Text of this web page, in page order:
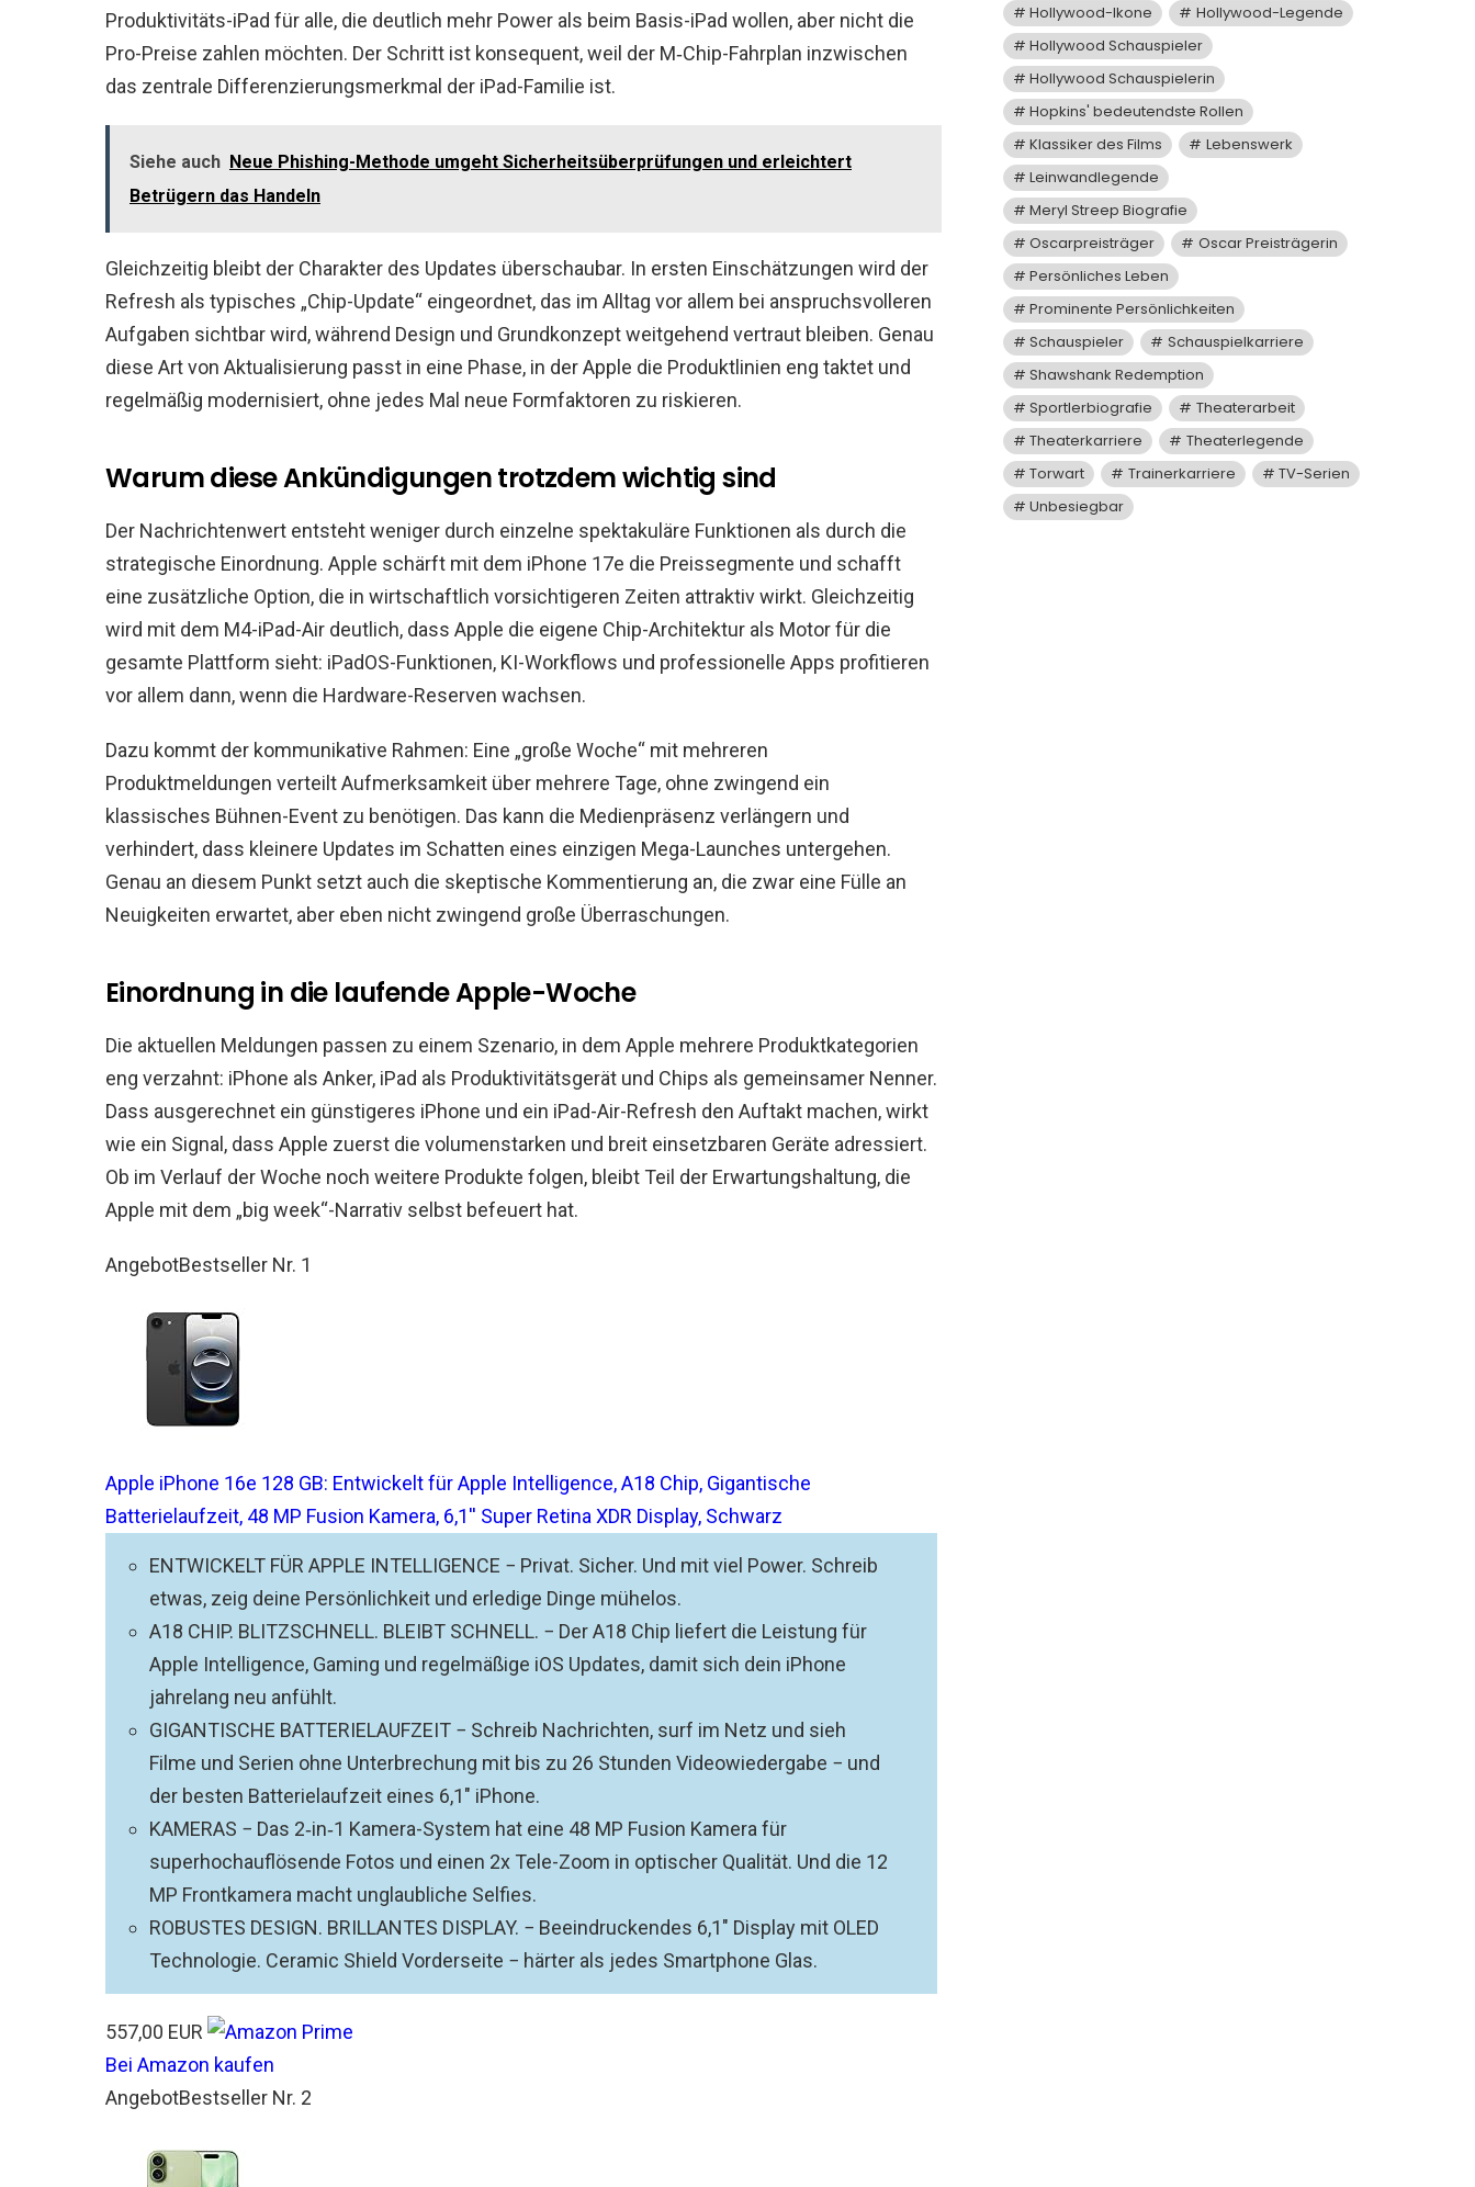
Produktivitäts-iPad für alle, die deutlich mehr Power als beim Basis-iPad wollen, aber nicht die
Pro-Preise zahlen möchten. Der Schritt ist konsequent, weil der M‑Chip-Fahrplan inzwischen
das zentrale Differenzierungsmerkmal der iPad-Familie ist.
Siehe auch Neue Phishing-Methode umgeht Sicherheitsüberprüfungen und erleichtert
Betrügern das Handeln
Gleichzeitig bleibt der Charakter des Updates überschaubar. In ersten Einschätzungen wird der
Refresh als typisches „Chip-Update“ eingeordnet, das im Alltag vor allem bei anspruchsvolleren
Aufgaben sichtbar wird, während Design und Grundkonzept weitgehend vertraut bleiben. Genau
diese Art von Aktualisierung passt in eine Phase, in der Apple die Produktlinien eng taktet und
regelmäßig modernisiert, ohne jedes Mal neue Formfaktoren zu riskieren.
Warum diese Ankündigungen trotzdem wichtig sind
Der Nachrichtenwert entsteht weniger durch einzelne spektakuläre Funktionen als durch die
strategische Einordnung. Apple schärft mit dem iPhone 17e die Preissegmente und schafft
eine zusätzliche Option, die in wirtschaftlich vorsichtigeren Zeiten attraktiv wirkt. Gleichzeitig
wird mit dem M4-iPad-Air deutlich, dass Apple die eigene Chip-Architektur als Motor für die
gesamte Plattform sieht: iPadOS-Funktionen, KI-Workflows und professionelle Apps profitieren
vor allem dann, wenn die Hardware-Reserven wachsen.
Dazu kommt der kommunikative Rahmen: Eine „große Woche“ mit mehreren
Produktmeldungen verteilt Aufmerksamkeit über mehrere Tage, ohne zwingend ein
klassisches Bühnen-Event zu benötigen. Das kann die Medienpräsenz verlängern und
verhindert, dass kleinere Updates im Schatten eines einzigen Mega-Launches untergehen.
Genau an diesem Punkt setzt auch die skeptische Kommentierung an, die zwar eine Fülle an
Neuigkeiten erwartet, aber eben nicht zwingend große Überraschungen.
Einordnung in die laufende Apple-Woche
Die aktuellen Meldungen passen zu einem Szenario, in dem Apple mehrere Produktkategorien
eng verzahnt: iPhone als Anker, iPad als Produktivitätsgerät und Chips als gemeinsamer Nenner.
Dass ausgerechnet ein günstigeres iPhone und ein iPad-Air-Refresh den Auftakt machen, wirkt
wie ein Signal, dass Apple zuerst die volumenstarken und breit einsetzbaren Geräte adressiert.
Ob im Verlauf der Woche noch weitere Produkte folgen, bleibt Teil der Erwartungshaltung, die
Apple mit dem „big week“-Narrativ selbst befeuert hat.
AngebotBestseller Nr. 1
Apple iPhone 16e 128 GB: Entwickelt für Apple Intelligence, A18 Chip, Gigantische
Batterielaufzeit, 48 MP Fusion Kamera, 6,1'' Super Retina XDR Display, Schwarz
ENTWICKELT FÜR APPLE INTELLIGENCE − Privat. Sicher. Und mit viel Power. Schreib
etwas, zeig deine Persönlichkeit und erledige Dinge mühelos.
A18 CHIP. BLITZSCHNELL. BLEIBT SCHNELL. − Der A18 Chip liefert die Leistung für
Apple Intelligence, Gaming und regelmäßige iOS Updates, damit sich dein iPhone
jahrelang neu anfühlt.
GIGANTISCHE BATTERIELAUFZEIT − Schreib Nachrichten, surf im Netz und sieh
Filme und Serien ohne Unterbrechung mit bis zu 26 Stunden Videowiedergabe − und
der besten Batterielaufzeit eines 6,1" iPhone.
KAMERAS − Das 2‑in‑1 Kamera-System hat eine 48 MP Fusion Kamera für
superhochauflösende Fotos und einen 2x Tele-Zoom in optischer Qualität. Und die 12
MP Frontkamera macht unglaubliche Selfies.
ROBUSTES DESIGN. BRILLANTES DISPLAY. − Beeindruckendes 6,1" Display mit OLED
Technologie. Ceramic Shield Vorderseite − härter als jedes Smartphone Glas.
557,00 EUR
Bei Amazon kaufen
AngebotBestseller Nr. 2
Hollywood-Ikone
Hollywood-Legende
Hollywood Schauspieler
Hollywood Schauspielerin
Hopkins' bedeutendste Rollen
Klassiker des Films
Lebenswerk
Leinwandlegende
Meryl Streep Biografie
Oscarpreisträger
Oscar Preisträgerin
Persönliches Leben
Prominente Persönlichkeiten
Schauspieler
Schauspielkarriere
Shawshank Redemption
Sportlerbiografie
Theaterarbeit
Theaterkarriere
Theaterlegende
Torwart
Trainerkarriere
TV-Serien
Unbesiegbar